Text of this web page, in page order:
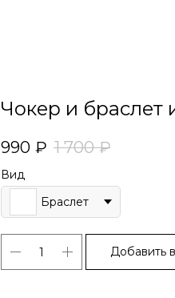
Чокер и браслет
990 ₽ 1 700 ₽
Вид
Браслет
Добавить